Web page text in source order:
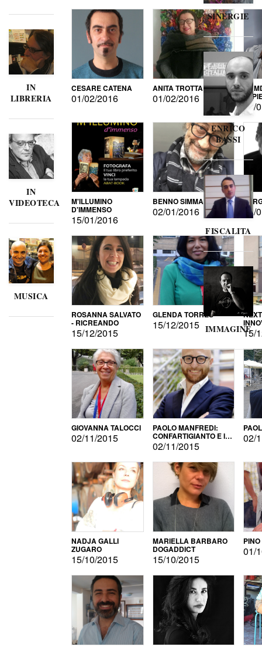
IN
LIBRERIA
IN
VIDEOTECA
MUSICA
CESARE CATENA
01/02/2016
ANITA TROTTA
01/02/2016 DI
15/
M'ILLUMINO
D'IMMENSO
15/01/2016
BENNO SIMMA
02/01/2016
ROSANNA SALVATO
- RICREANDO
15/12/2015
GLENDA TORRES
15/12/2015
15/
GIOVANNA TALOCCI
02/11/2015
PAOLO MANFREDI:
CONFARTIGIANTO E IL
SONDAGGIO
02/11/2015
02/
NADJA GALLI
ZUGARO
15/10/2015
MARIELLA BARBARO
DOGADDICT
15/10/2015
01/
SINERGIE
ENRICO
BASSI
FISCALITA
IMMAGINE